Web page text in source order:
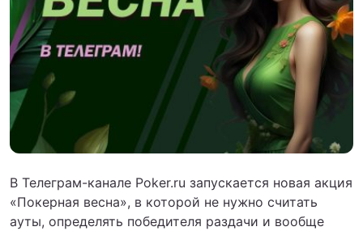
В Телеграм-канале Poker.ru запускается новая акция
«Покерная весна», в которой не нужно считать
ауты, определять победителя раздачи и вообще